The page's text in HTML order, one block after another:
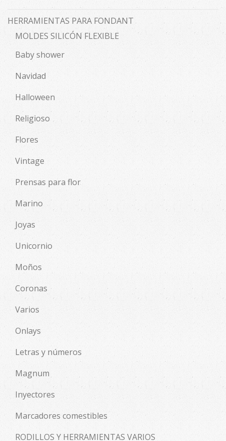
HERRAMIENTAS PARA FONDANT
MOLDES SILICÓN FLEXIBLE
Baby shower
Navidad
Halloween
Religioso
Flores
Vintage
Prensas para flor
Marino
Joyas
Unicornio
Moños
Coronas
Varios
Onlays
Letras y números
Magnum
Inyectores
Marcadores comestibles
RODILLOS Y HERRAMIENTAS VARIOS